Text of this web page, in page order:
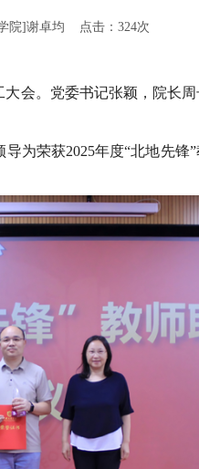
院]谢卓均 点击： 324次
会。党委书记张颖，院长
为荣获2025年度“北地先